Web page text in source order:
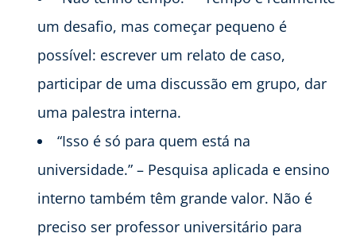
um desafio, mas começar pequeno é
possível: escrever um relato de caso,
participar de uma discussão em grupo, dar
uma palestra interna.
“Isso é só para quem está na
universidade.” – Pesquisa aplicada e ensino
interno também têm grande valor. Não é
preciso ser professor universitário para